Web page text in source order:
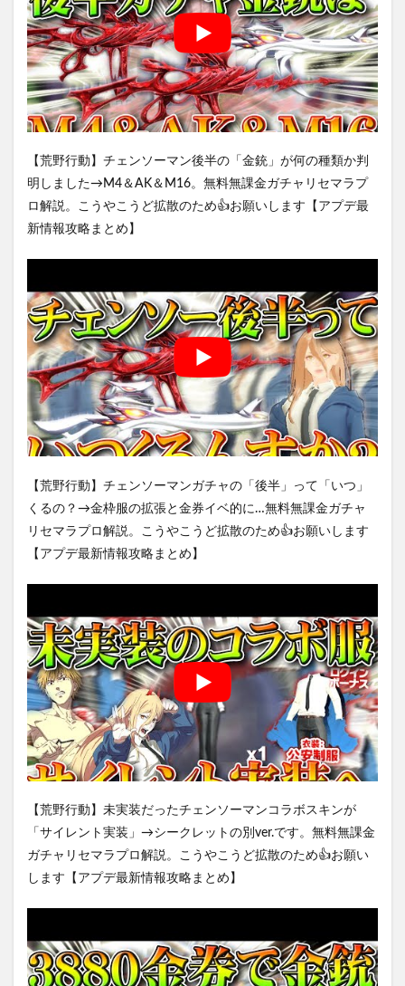
【荒野行動】チェンソーマン後半の「金銃」が何の種類か判
明しました→M4＆AK＆M16。無料無課金ガチャリセマラプ
ロ解説。こうやこうど拡散のため👍お願いします【アプデ最
新情報攻略まとめ】
【荒野行動】チェンソーマンガチャの「後半」って「いつ」
くるの？→金枠服の拡張と金券イベ的に…無料無課金ガチャ
リセマラプロ解説。こうやこうど拡散のため👍お願いします
【アプデ最新情報攻略まとめ】
【荒野行動】未実装だったチェンソーマンコラボスキンが
「サイレント実装」→シークレットの別ver.です。無料無課金
ガチャリセマラプロ解説。こうやこうど拡散のため👍お願い
します【アプデ最新情報攻略まとめ】